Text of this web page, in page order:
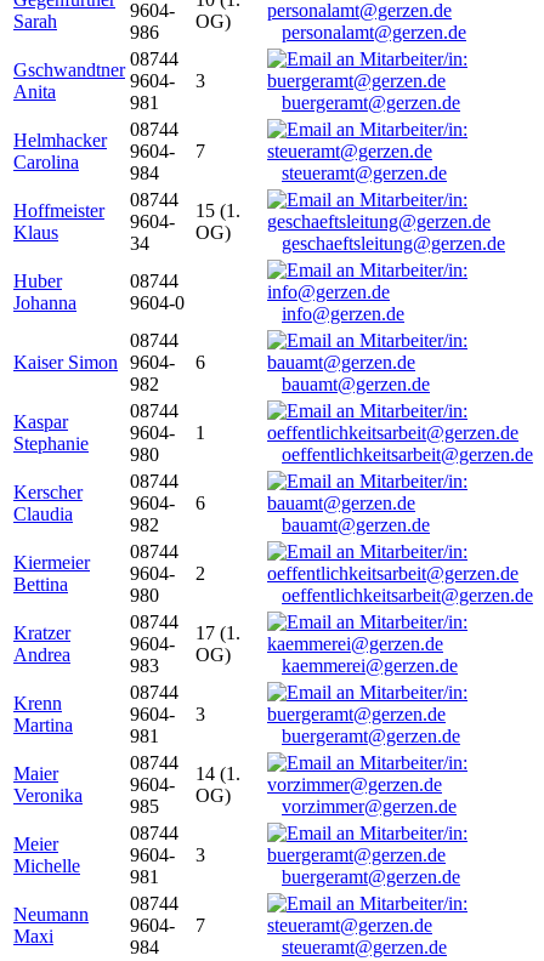
Sarah
9604-
986
OG)
personalamt@gerzen.de
Gschwandtner
Anita
08744
9604-
981
3
buergeramt@gerzen.de
Helmhacker
Carolina
08744
9604-
984
7
steueramt@gerzen.de
Hoffmeister
Klaus
08744
9604-
34
15 (1.
OG)
geschaeftsleitung@gerzen.de
Huber
Johanna
08744
9604-0
info@gerzen.de
Kaiser Simon
08744
9604-
982
6
bauamt@gerzen.de
Kaspar
Stephanie
08744
9604-
980
1
oeffentlichkeitsarbeit@gerzen.de
Kerscher
Claudia
08744
9604-
982
6
bauamt@gerzen.de
Kiermeier
Bettina
08744
9604-
980
2
oeffentlichkeitsarbeit@gerzen.de
Kratzer
Andrea
08744
9604-
983
17 (1.
OG)
kaemmerei@gerzen.de
Krenn
Martina
08744
9604-
981
3
buergeramt@gerzen.de
Maier
Veronika
08744
9604-
985
14 (1.
OG)
vorzimmer@gerzen.de
Meier
Michelle
08744
9604-
981
3
buergeramt@gerzen.de
Neumann
Maxi
08744
9604-
984
7
steueramt@gerzen.de